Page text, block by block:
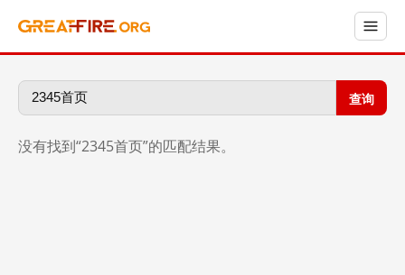
查询
没有找到“2345首页”的匹配结果。